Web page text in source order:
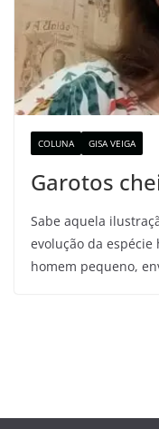
COLUNA GISA VEIGA
Garotos
Sabe aquela
evolução da
homem pequeno,